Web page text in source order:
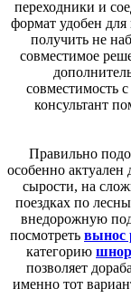
переходники и
формат удобен
получить не
совместимое
совместимость
консультант
Правильно
особенно актуален
сырости, на
поездках по
внедорожную
посмотреть вынос
категорию
позволяет
именно тот